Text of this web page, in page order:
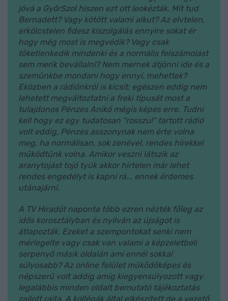
jóvá a GyőrSzol hiszen ezt ott leokézták. Mit tud
Bernadett? Vagy kötött valami alkut? Az elvtelen,
erkölcstelen fidesz kiszolgálás ennyire sokat ér
hogy még most is megvédik? Vagy csak
töketlenkedik mindenki és a normális felszámolást
sem merik bevállalni? Nem mernek átjönni ide és a
szemünkbe mondani hogy ennyi, mehettek?
Eközben a rádiónkról is kicsit: egészen eddig nem
lehetett megváltoztatni a freki típusát most a
tulajdonos Pénzes Anikó mégis képes erre. Tudni
kell hogy ez egy tudatosan "rosszul" tartott rádió
volt eddig, Pénzes asszonynak nem érte volna
meg, ha normálisan, sok zenével, rendes hírekkel
működtünk volna. Amikor veszni látszik az
aranytojást tojó tyúk akkor hirtelen már lehet
rendes engedélyt is kapni rá... ennek érdemes
utánajárni.
A TV Híradót naponta több ezren nézték főleg az
idős korosztályban és nyilván az újságot is
átlapozták. Ezeket a szempontokat senki nem
mérlegelte vagy csak van valami a képzeletbeli
serpenyő másik oldalán ami ennél sokkal
súlyosabb? Az online felület működőképes és
népszerű volt addig amíg kiegyensúlyozott vagy
legalábbis minden oldalt bemutató tájékoztatás
zajlott rajta. A kollégák által elkészített de a vezető